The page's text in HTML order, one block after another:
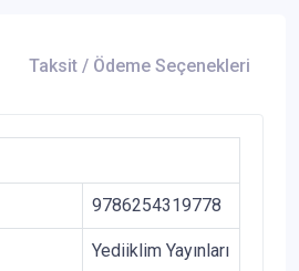
Taksit / Ödeme Seçenekleri
9786254319778
Yediiklim Yayınları